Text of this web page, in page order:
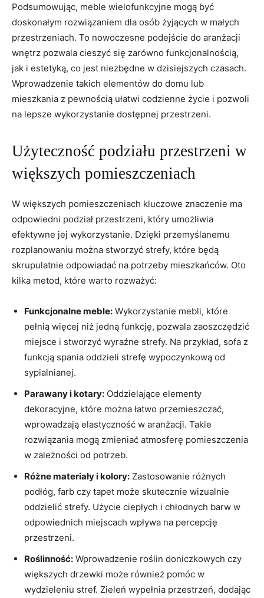
Podsumowując, meble wielofunkcyjne mogą być
doskonałym rozwiązaniem‌ dla osób żyjących w małych
przestrzeniach. To ⁣nowoczesne podejście do ⁢aranżacji⁤
wnętrz pozwala cieszyć się zarówno funkcjonalnością,
jak i estetyką, co jest niezbędne w dzisiejszych czasach.
Wprowadzenie takich elementów ​do ⁤domu lub
mieszkania z‍ pewnością ułatwi codzienne życie i pozwoli
na lepsze⁣ wykorzystanie dostępnej przestrzeni.
Użyteczność podziału przestrzeni w
większych pomieszczeniach
W ​większych pomieszczeniach kluczowe znaczenie ma​
odpowiedni podział przestrzeni, który umożliwia
efektywne jej ⁤wykorzystanie. Dzięki przemyślanemu
rozplanowaniu można stworzyć strefy, które‍ będą
skrupulatnie odpowiadać na potrzeby mieszkańców. Oto
kilka metod, które warto rozważyć:
Funkcjonalne meble: Wykorzystanie mebli, które
pełnią więcej niż jedną funkcję, pozwala zaoszczędzić
miejsce i ⁢stworzyć wyraźne ⁣strefy. Na przykład, sofa ‌z​
funkcją ‍spania oddzieli strefę wypoczynkową od
⁤sypialnianej.
Parawany i kotary: Oddzielające elementy
dekoracyjne, które można łatwo przemieszczać,
wprowadzają elastyczność w aranżacji. Takie
rozwiązania mogą zmieniać atmosferę pomieszczenia
⁣w zależności ‍od potrzeb.
Różne‌ materiały i kolory: Zastosowanie różnych
podłóg, farb czy tapet może skutecznie wizualnie‌
oddzielić strefy. Użycie ciepłych i chłodnych barw w
odpowiednich miejscach wpływa na ​percepcję
przestrzeni.
Roślinność: Wprowadzenie roślin doniczkowych czy
większych drzewki może również pomóc w
wydzieleniu stref. Zieleń wypełnia przestrzeń,⁤ dodając